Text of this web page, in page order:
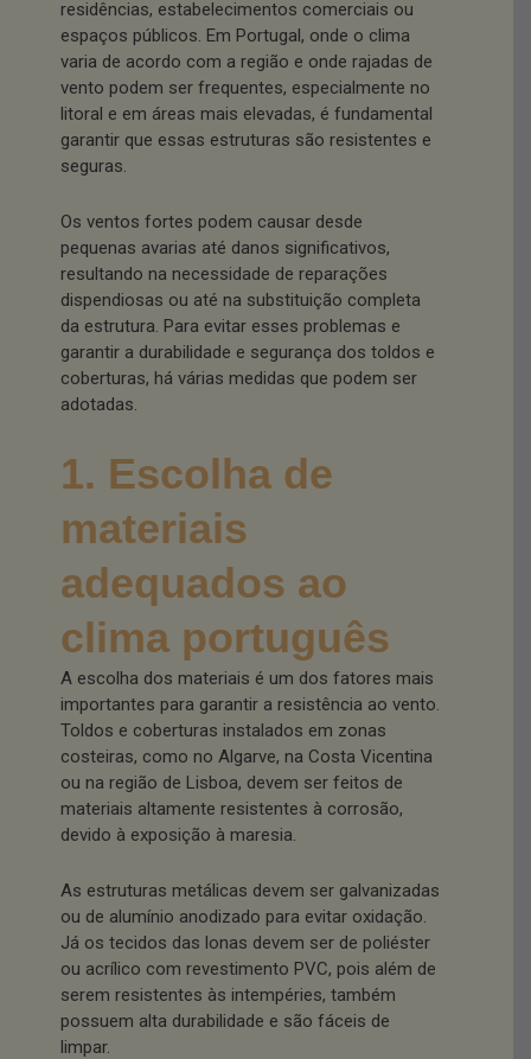
residências, estabelecimentos comerciais ou
espaços públicos. Em Portugal, onde o clima
varia de acordo com a região e onde rajadas de
vento podem ser frequentes, especialmente no
litoral e em áreas mais elevadas, é fundamental
garantir que essas estruturas são resistentes e
seguras.
Os ventos fortes podem causar desde
pequenas avarias até danos significativos,
resultando na necessidade de reparações
dispendiosas ou até na substituição completa
da estrutura. Para evitar esses problemas e
garantir a durabilidade e segurança dos toldos e
coberturas, há várias medidas que podem ser
adotadas.
1. Escolha de
materiais
adequados ao
clima português
A escolha dos materiais é um dos fatores mais
importantes para garantir a resistência ao vento.
Toldos e coberturas instalados em zonas
costeiras, como no Algarve, na Costa Vicentina
ou na região de Lisboa, devem ser feitos de
materiais altamente resistentes à corrosão,
devido à exposição à maresia.
As estruturas metálicas devem ser galvanizadas
ou de alumínio anodizado para evitar oxidação.
Já os tecidos das lonas devem ser de poliéster
ou acrílico com revestimento PVC, pois além de
serem resistentes às intempéries, também
possuem alta durabilidade e são fáceis de
limpar.